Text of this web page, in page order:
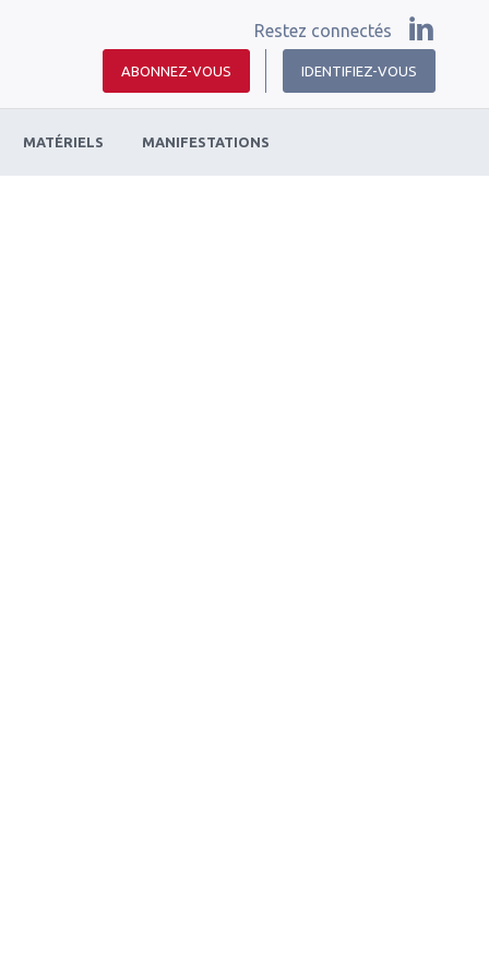
Restez connectés
ABONNEZ-VOUS IDENTIFIEZ-VOUS
MATÉRIELS MANIFESTATIONS